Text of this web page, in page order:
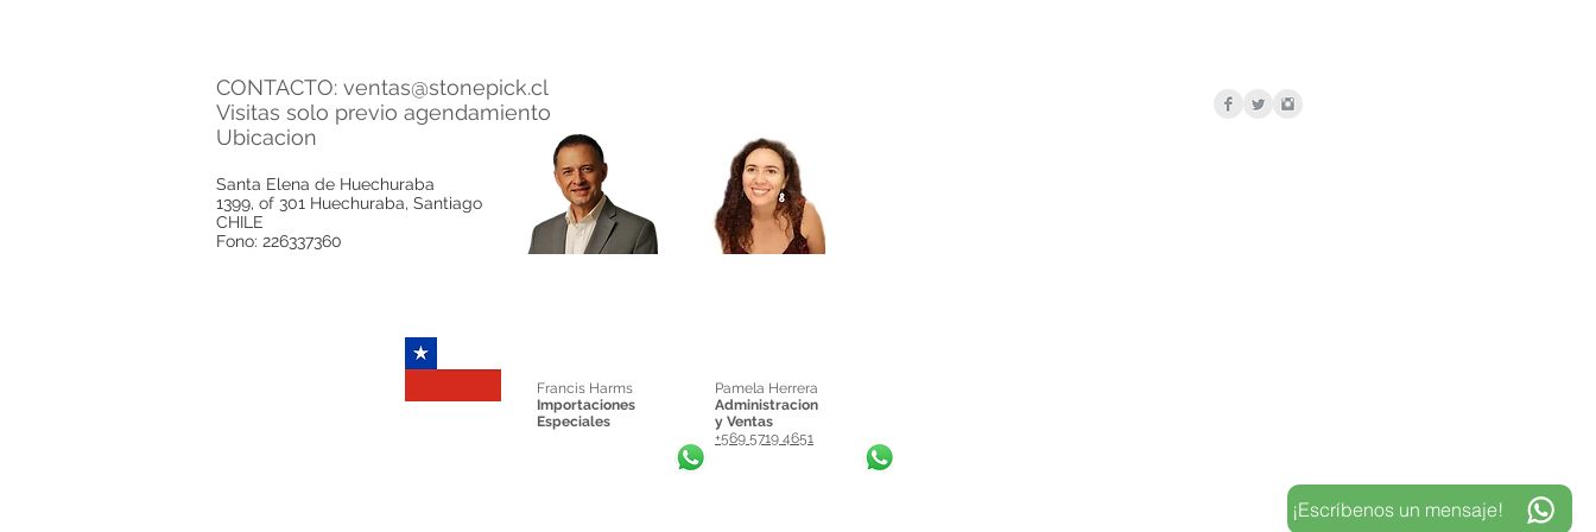
¡Escríbenos un mensaje!
CONTACTO: ventas@stonepick.cl
Visitas solo previo agendamiento
Ubicacion
Santa Elena de Huechuraba
1399, of 301 Huechuraba, Santiago
CHILE
Fono: 226337360
Francis Harms
Importaciones
Especiales
Pamela Herrera
Administracion
y Ventas
+569 5719 4651